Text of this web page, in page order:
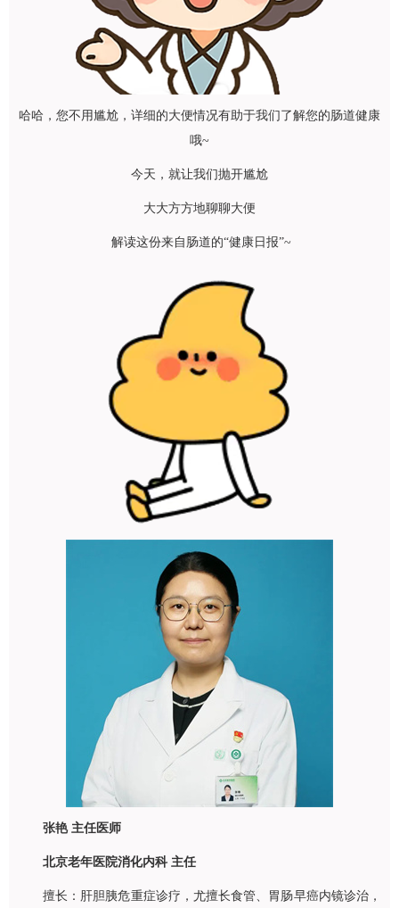
哈哈，您不用尴尬，详细的大便情况有助于我们了解您的肠道健康
哦~
今天，就让我们抛开尴尬
大大方方地聊聊大便
解读这份来自肠道的“健康日报”~
张艳主任医师
北京老年医院消化内科 主任
擅长：肝胆胰危重症诊疗，尤擅长食管、胃肠早癌内镜诊治，